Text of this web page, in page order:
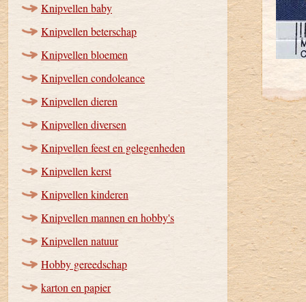
Knipvellen baby
Knipvellen beterschap
Knipvellen bloemen
Knipvellen condoleance
Knipvellen dieren
Knipvellen diversen
Knipvellen feest en gelegenheden
Knipvellen kerst
Knipvellen kinderen
Knipvellen mannen en hobby's
Knipvellen natuur
Hobby gereedschap
karton en papier